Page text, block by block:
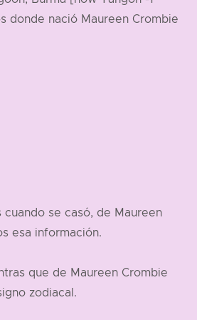
donde nació Maureen Crombie
se casó, de Maureen
esa información.
que de Maureen Crombie
zodiacal.